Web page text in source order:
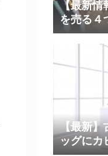
【最新情
を売る４
【最新】
ッグにカ